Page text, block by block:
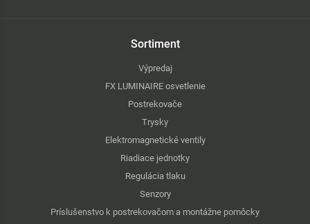
Sortiment
Výpredaj
FX LUMINAIRE osvetlenie
Postrekovače
Trysky
Elektromagnetické ventily
Riadiace jednotky
Regulácia tlaku
Senzory
Príslušenstvo k postrekovačom a montážne pomôcky